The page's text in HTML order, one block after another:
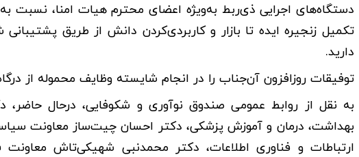
دستگاه‌های اجرایی ذی‌ربط به‌ویژه اعضای محترم هیات امنا، نسبت
تکمیل زنجیره ایده تا بازار و کاربردی‌کردن دانش از طریق
دارید.
توفیقات روزافزون آن‌جناب را در انجام شایسته وظایف محموله از
به نقل از روابط عمومی صندوق نوآوری و شکوفایی، درحال حاضر،
بهداشت، درمان و آموزش پزشکی، دکتر احسان چیت‌ساز معاونت
ارتباطات و فناوری اطلاعات، دکتر محمدنبی شهیکی‌تاش معاونت